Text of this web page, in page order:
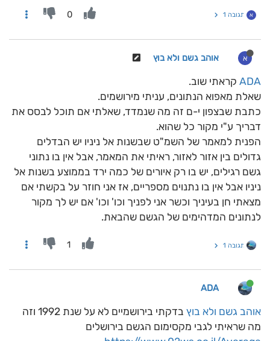
א תגובה 1 0
א אוהב גשם ולא בוץ
ADA קראתי שוב.
שאלת מאפוא הנתונים, עניתי מירושמים.
כתבת שבצפון י-ם זה מה שנמדד, שאלתי אם תוכל לבסס את
דבריך ע"י מקור כל שהוא.
הפנית למאמר של השמ"ט שבשנות אל ניניו יש הבדלים
גדולים בין אזור לאזור, ראיתי את המאמר, אבל אין בו נתוני
גשם רגילים, יש בו רק איורים של כמה ירד בממוצע בשנות אל
ניניו אבל אין בו נתנוים מספריים, אז אני חוזר על בקשתי אם
מצאתי חן בעיניך וכשר אני לפניך וכו' וכו' אם יש לך מקור
לנתונים המדהימים של הגשם שהבאת.
תגובה 1 1
ADA
אוהב גשם ולא בוץ
בדקתי בירושמיים לא על שנת 1992 וזה
מה שראיתי לגבי מקסימום הגשם בירושלים